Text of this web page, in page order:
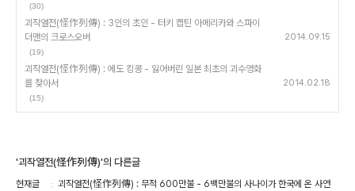
(30)
괴작열전(怪作列傳) : 3인의 초인 - 터키 캡틴 아메리카와 스파이
더맨의 크로스오버
(19)
2014.09.15
괴작열전(怪作列傳) : 에도 킹콩 - 잃어버린 일본 최초의 괴수영화
를 찾아서
(15)
2014.02.18
'괴작열전(怪作列傳)'의 다른글
현재글 괴작열전(怪作列傳) : 무적 600만불 - 6백만불의 사나이가 한국에 온 사연